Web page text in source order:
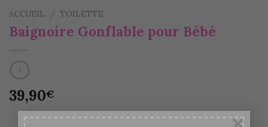
ACCUEIL / TOILETTE
Baignoire Gonflable pour Bébé
39,90€